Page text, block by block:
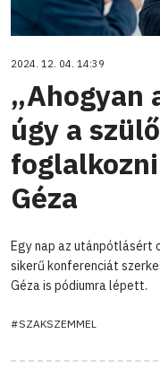
2024. 12. 04. 14:39
„Ahogyan
úgy a
Géza
Egy nap az utánpótlásért
sikerű konferenciát
Géza is pódiumra lépett.
#SZAKSZEMMEL